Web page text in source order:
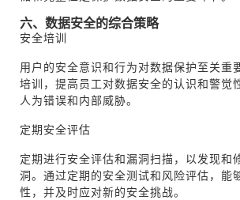
六、数据安全的综合策略
安全培训
用户的安全意识和行为对数据保护至关重
培训，提高员工对数据安全的认识和警觉
人为错误和内部威胁。
定期安全评估
定期进行安全评估和漏洞扫描，以发现和
洞。通过定期的安全测试和风险评估，能
性，并及时应对新的安全挑战。